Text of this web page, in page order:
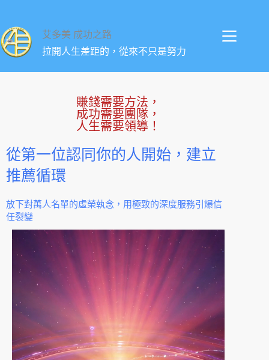
艾多美 成功之路
拉開人生差距的，從來不只是努力
賺錢需要方法，
成功需要團隊，
人生需要領導！
從第一位認同你的人開始，建立
推薦循環
放下對萬人名單的虛榮執念，用極致的深度服務引爆信
任裂變